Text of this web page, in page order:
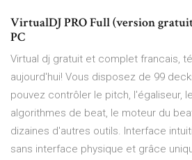
VirtualDJ PRO Full (version
PC
Virtual dj gratuit et complet francais,
aujourd'hui! Vous disposez de 99
pouvez contrôler le pitch, l'égaliseur,
algorithmes de beat, le moteur du
dizaines d'autres outils. Interface
sans interface physique et grâce